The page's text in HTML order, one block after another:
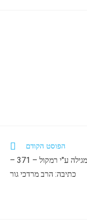
הפוסט הקודם
עין יצחק – פקודי תשפ"ד – קריאת מגילה ע"י רמקול – 371 –
כתיבה: הרב מרדכי גור